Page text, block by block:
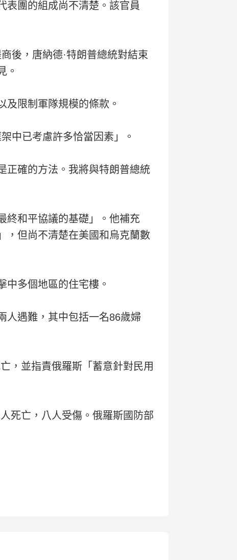
表團的組成尚不清楚。該官員
後，唐納德·特朗普總統對結束
。
限制軍隊規模的條款。
中已考慮許多恰當因素」。
正確的方法。我將與特朗普總統
終和平協議的基礎」。他補充
，但尚不清楚在美國和烏克蘭數
中多個地區的住宅樓。
人遇難，其中包括一名86歲婦
，並指責俄羅斯「蓄意針對民用
死亡，八人受傷。俄羅斯國防部